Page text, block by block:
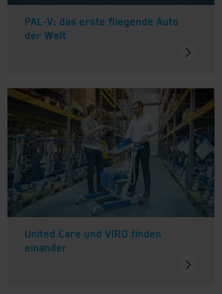
PAL-V: das erste fliegende Auto
der Welt
United Care und VIRO finden
einander